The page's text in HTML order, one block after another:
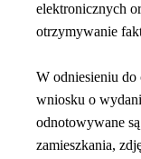
elektronicznych
otrzymywanie
W odniesieniu do
wniosku o
odnotowywane
zamieszkania,